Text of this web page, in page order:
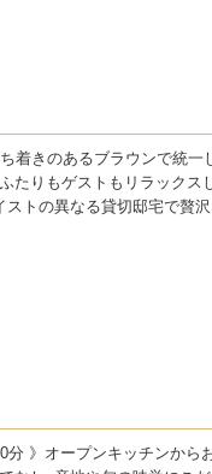
着きのあるブラウンで統一
たりもゲストもリラックス
ストの異なる貸切邸宅で贅
》オープンキッチンから